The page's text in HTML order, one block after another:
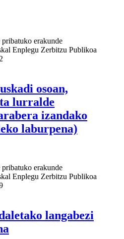
pribatuko erakunde
Enplegu Zerbitzu Publikoa
osoan,
lurralde
izandako
laburpena)
pribatuko erakunde
Enplegu Zerbitzu Publikoa
langabezi